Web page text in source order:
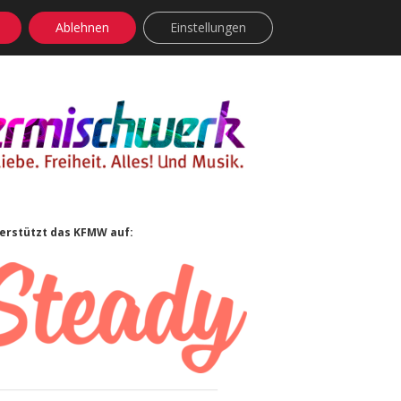
facebook
instagram
rss soundcloud
vimeoBluesky
das KFMW auf:
Ablehnen Einstellungen